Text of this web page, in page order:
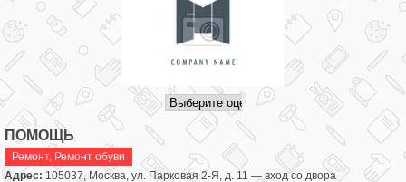
ПОМОЩЬ
Ремонт, Ремонт обуви
Адрес: 105037, Москва, ул. Парковая 2-Я, д. 11 — вход со двора